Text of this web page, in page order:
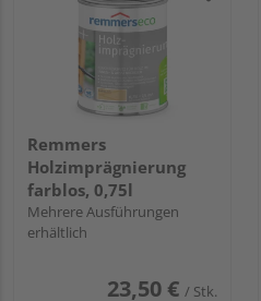
Remmers
Holzimprägnierung
farblos, 0,75l
Mehrere Ausführungen
erhältlich
23,50 € / Stk.